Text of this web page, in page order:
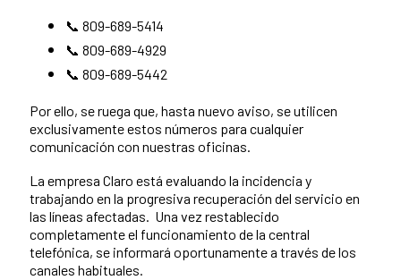
📞 809-689-5414
📞 809-689-4929
📞 809-689-5442
Por ello, se ruega que, hasta nuevo aviso, se utilicen
exclusivamente estos números para cualquier
comunicación con nuestras oficinas.
La empresa Claro está evaluando la incidencia y
trabajando en la progresiva recuperación del servicio en
las líneas afectadas. Una vez restablecido
completamente el funcionamiento de la central
telefónica, se informará oportunamente a través de los
canales habituales.